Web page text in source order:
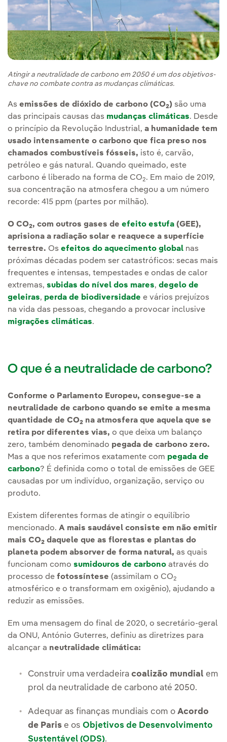
Atingir a neutralidade de carbono em 2050 é um dos objetivos-
chave no combate contra as mudanças climáticas.
As emissões de dióxido de carbono (CO2) são uma
das principais causas das mudanças climáticas. Desde
o princípio da Revolução Industrial, a humanidade tem
usado intensamente o carbono que fica preso nos
chamados combustíveis fósseis, isto é, carvão,
petróleo e gás natural. Quando queimado, este
carbono é liberado na forma de CO2. Em maio de 2019,
sua concentração na atmosfera chegou a um número
recorde: 415 ppm (partes por milhão).
O CO2, com outros gases de efeito estufa (GEE),
aprisiona a radiação solar e reaquece a superfície
terrestre. Os efeitos do aquecimento global nas
próximas décadas podem ser catastróficos: secas mais
frequentes e intensas, tempestades e ondas de calor
extremas, subidas do nível dos mares, degelo de
geleiras, perda de biodiversidade e vários prejuízos
na vida das pessoas, chegando a provocar inclusive
migrações climáticas.
O que é a neutralidade de carbono?
Conforme o Parlamento Europeu, consegue-se a
neutralidade de carbono quando se emite a mesma
quantidade de CO2 na atmosfera que aquela que se
retira por diferentes vias, o que deixa um balanço
zero, também denominado pegada de carbono zero.
Mas a que nos referimos exatamente com pegada de
carbono? É definida como o total de emissões de GEE
causadas por um indivíduo, organização, serviço ou
produto.
Existem diferentes formas de atingir o equilíbrio
mencionado. A mais saudável consiste em não emitir
mais CO2 daquele que as florestas e plantas do
planeta podem absorver de forma natural, as quais
funcionam como sumidouros de carbono através do
processo de fotossíntese (assimilam o CO2
atmosférico e o transformam em oxigênio), ajudando a
reduzir as emissões.
Em uma mensagem do final de 2020, o secretário-geral
da ONU, António Guterres, definiu as diretrizes para
alcançar a neutralidade climática:
Construir uma verdadeira coalizão mundial em
prol da neutralidade de carbono até 2050.
Adequar as finanças mundiais com o Acordo
de Paris e os Objetivos de Desenvolvimento
Sustentável (ODS).